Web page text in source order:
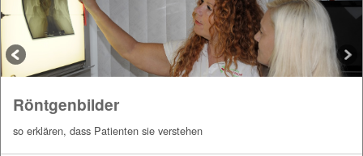
Röntgenbilder
so erklären, dass Patienten sie verstehen